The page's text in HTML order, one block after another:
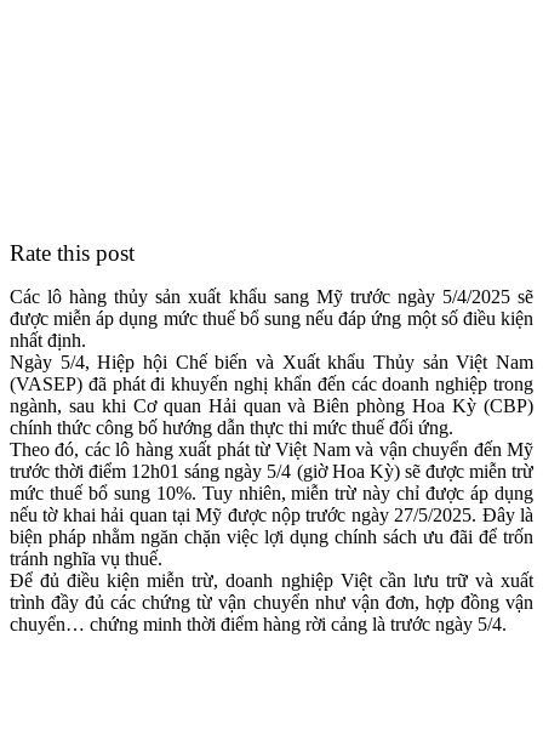
Rate this post
Các lô hàng thủy sản xuất khẩu sang Mỹ trước ngày 5/4/2025 sẽ
được miễn áp dụng mức thuế bổ sung nếu đáp ứng một số điều kiện
nhất định.
Ngày 5/4, Hiệp hội Chế biến và Xuất khẩu Thủy sản Việt Nam
(VASEP) đã phát đi khuyến nghị khẩn đến các doanh nghiệp trong
ngành, sau khi Cơ quan Hải quan và Biên phòng Hoa Kỳ (CBP)
chính thức công bố hướng dẫn thực thi mức thuế đối ứng.
Theo đó, các lô hàng xuất phát từ Việt Nam và vận chuyển đến Mỹ
trước thời điểm 12h01 sáng ngày 5/4 (giờ Hoa Kỳ) sẽ được miễn trừ
mức thuế bổ sung 10%. Tuy nhiên, miễn trừ này chỉ được áp dụng
nếu tờ khai hải quan tại Mỹ được nộp trước ngày 27/5/2025. Đây là
biện pháp nhằm ngăn chặn việc lợi dụng chính sách ưu đãi để trốn
tránh nghĩa vụ thuế.
Để đủ điều kiện miễn trừ, doanh nghiệp Việt cần lưu trữ và xuất
trình đầy đủ các chứng từ vận chuyển như vận đơn, hợp đồng vận
chuyển… chứng minh thời điểm hàng rời cảng là trước ngày 5/4.